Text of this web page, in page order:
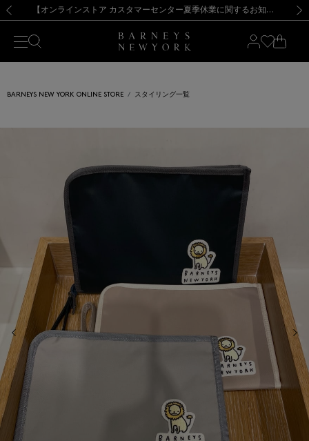
新規登録のお客様も対象！＜MY BARNEYS＞会員のお客様は11,000円（税込）以上のお買上げで常時送料無料！お買い物の際は会員登録を！
【夏季休業に伴う出荷一時停止のお知らせ】(2026.8.7) 【オンラインストア カスタマーセンター夏季休業に関するお知らせ】（2026.8.7）
【夏季休業に伴う返品・交換承り一時停止のお知らせ】（2026.8.5）
熊本県を中心とした地震の影響によるお荷物のお届けについて
【開催中】SUMMER SALEのご案内・ご注意事項 新規登録のお客様も対象！＜MY BARNEYS＞会員のお客様は11,000円（税込）以上のお買上げで常時送料無料！お買い物の際は会員登録を！
【夏季休業に伴う出荷一時停止のお知らせ】(2026.8.7)
BARNEYS NEW YORK ONLINE STORE スタイリング一覧
前の画像 次